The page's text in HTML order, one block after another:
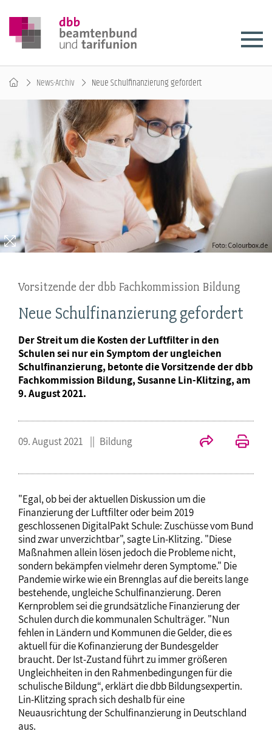
News-Archiv Neue Schulfinanzierung gefordert
Vorsitzende der dbb Fachkommission Bildung
Neue Schulfinanzierung gefordert
Der Streit um die Kosten der Luftfilter in den
Schulen sei nur ein Symptom der ungleichen
Schulfinanzierung, betonte die Vorsitzende der dbb
Fachkommission Bildung, Susanne Lin-Klitzing, am
9. August 2021.
09. August 2021 Bildung
"Egal, ob bei der aktuellen Diskussion um die
Finanzierung der Luftfilter oder beim 2019
geschlossenen DigitalPakt Schule: Zuschüsse vom Bund
sind zwar unverzichtbar", sagte Lin-Klitzing. "Diese
Maßnahmen allein lösen jedoch die Probleme nicht,
sondern bekämpfen vielmehr deren Symptome." Die
Pandemie wirke wie ein Brennglas auf die bereits lange
bestehende, ungleiche Schulfinanzierung. Deren
Kernproblem sei die grundsätzliche Finanzierung der
Schulen durch die kommunalen Schulträger. "Nun
fehlen in Ländern und Kommunen die Gelder, die es
aktuell für die Kofinanzierung der Bundesgelder
braucht. Der Ist-Zustand führt zu immer größeren
Ungleichheiten in den Rahmenbedingungen für die
schulische Bildung“, erklärt die dbb Bildungsexpertin.
Lin-Klitzing sprach sich deshalb für eine
Neuausrichtung der Schulfinanzierung in Deutschland
aus.